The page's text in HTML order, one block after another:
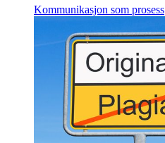
Kommunikasjon som prosess